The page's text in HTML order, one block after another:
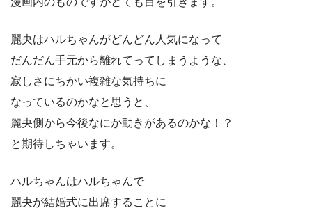
麗央はハルちゃんがどんどん人気になって
だんだん手元から離れてってしまうような、
寂しさにちかい複雑な気持ちに
なっているのかなと思うと、
麗央側から今後なにか動きがあるのかな！？
と期待しちゃいます。
ハルちゃんはハルちゃんで
麗央が結婚式に出席することに